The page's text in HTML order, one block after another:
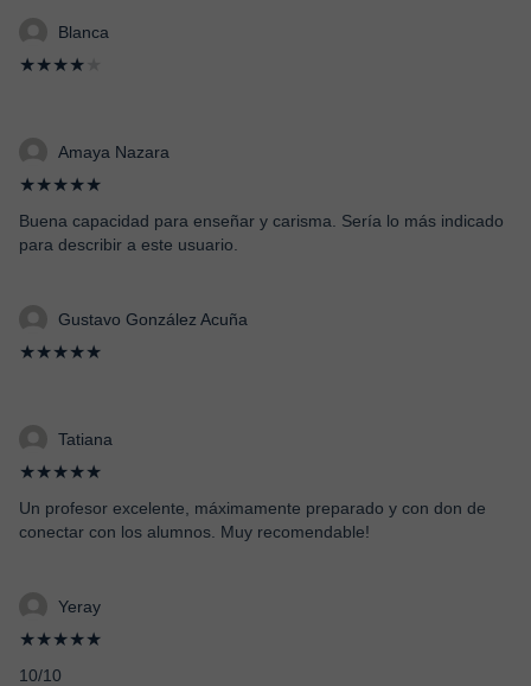
Blanca
★★★★
Amaya Nazara
★★★★★
Buena capacidad para enseñar y carisma. Sería lo más indicado
para describir a este usuario.
Gustavo González Acuña
★★★★★
Tatiana
★★★★★
Un profesor excelente, máximamente preparado y con don de
conectar con los alumnos. Muy recomendable!
Yeray
★★★★★
10/10